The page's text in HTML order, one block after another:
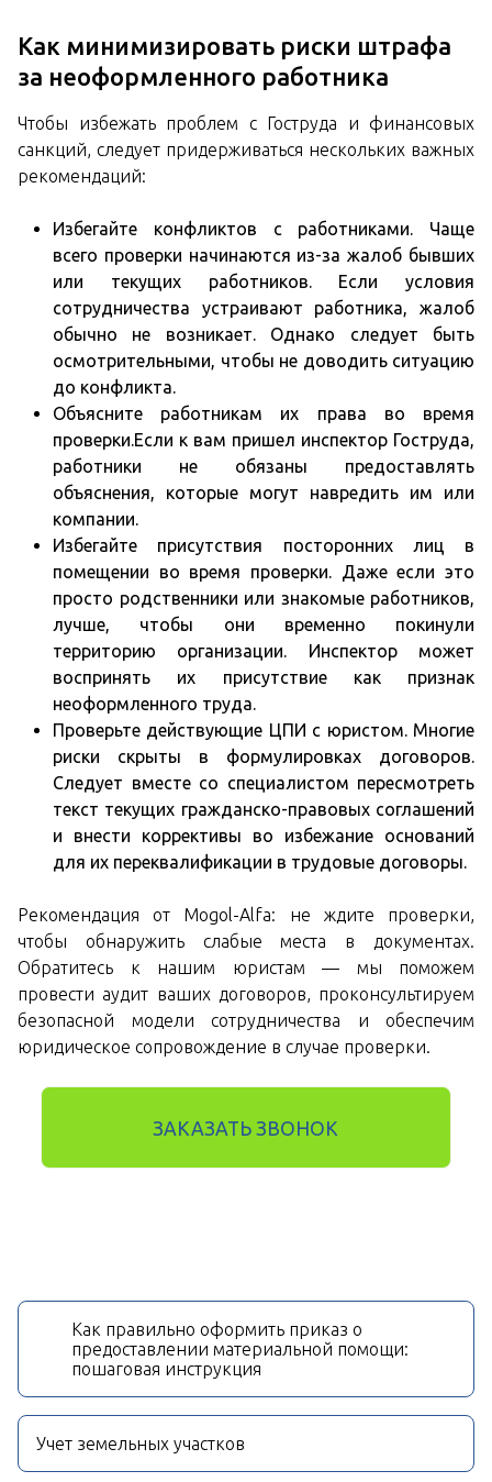
Как минимизировать риски штрафа
за неоформленного работника
Чтобы избежать проблем с Гоструда и финансовых
санкций, следует придерживаться нескольких важных
рекомендаций:
Избегайте конфликтов с работниками. Чаще
всего проверки начинаются из-за жалоб бывших
или текущих работников. Если условия
сотрудничества устраивают работника, жалоб
обычно не возникает. Однако следует быть
осмотрительными, чтобы не доводить ситуацию
до конфликта.
Объясните работникам их права во время
проверки.Если к вам пришел инспектор Гоструда,
работники не обязаны предоставлять
объяснения, которые могут навредить им или
компании.
Избегайте присутствия посторонних лиц в
помещении во время проверки. Даже если это
просто родственники или знакомые работников,
лучше, чтобы они временно покинули
территорию организации. Инспектор может
воспринять их присутствие как признак
неоформленного труда.
Проверьте действующие ЦПИ с юристом. Многие
риски скрыты в формулировках договоров.
Следует вместе со специалистом пересмотреть
текст текущих гражданско-правовых соглашений
и внести коррективы во избежание оснований
для их переквалификации в трудовые договоры.
Рекомендация от Mogol-Alfa: не ждите проверки,
чтобы обнаружить слабые места в документах.
Обратитесь к нашим юристам — мы поможем
провести аудит ваших договоров, проконсультируем
безопасной модели сотрудничества и обеспечим
юридическое сопровождение в случае проверки.
ЗАКАЗАТЬ ЗВОНОК
Как правильно оформить приказ о
предоставлении материальной помощи:
пошаговая инструкция
Учет земельных участков